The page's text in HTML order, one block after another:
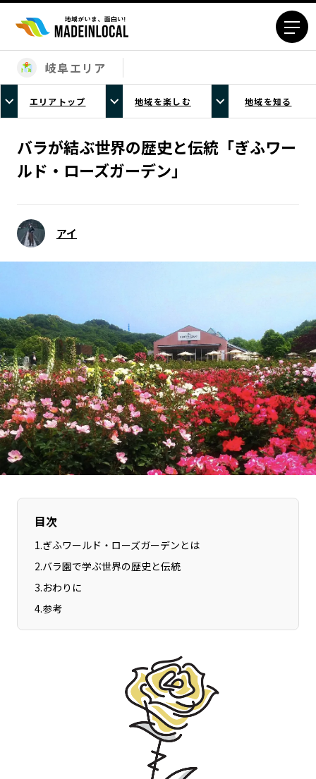
エリアから探す
北海道エリア
青森エリア
岩手エリア
宮城エリア
秋田エリア
山形エリア
福島エリア
茨城エリア
栃木エリア
群馬エリア
埼玉エリア
東京23区エリア
福井エリア
長野エリア
岐阜エリア
静岡エリア
愛知エリア
三重エリア
滋賀エリア
京都エリア
大阪市エリア
北摂エリア
堺・泉州エリア
河内エリア
兵庫エリア
奈良エリア
和歌山エリア
山口エリア
香川エリア
愛媛エリア
高知エリア
福岡エリア
佐賀エリア
熊本エリア
カテゴリから探す
行政連携記事
岐阜エリア
エリアトップ 地域を楽しむ 地域を知る
バラが結ぶ世界の歴史と伝統「ぎふワー
ルド・ローズガーデン」
アイ
目次
1.ぎふワールド・ローズガーデンとは
2.バラ園で学ぶ世界の歴史と伝統
3.おわりに
4.参考